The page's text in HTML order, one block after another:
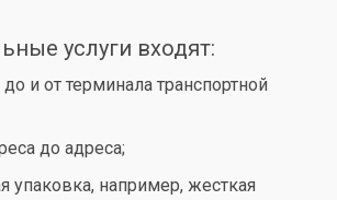
услуги входят:
и от терминала транспортной
до адреса;
упаковка, например, жесткая